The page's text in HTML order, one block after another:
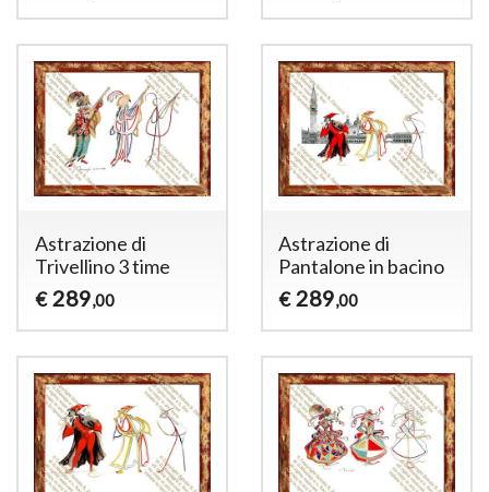
Astrazione di
Trivellino 3 time
€ 289,00
Astrazione di
Pantalone in bacino
€ 289,00